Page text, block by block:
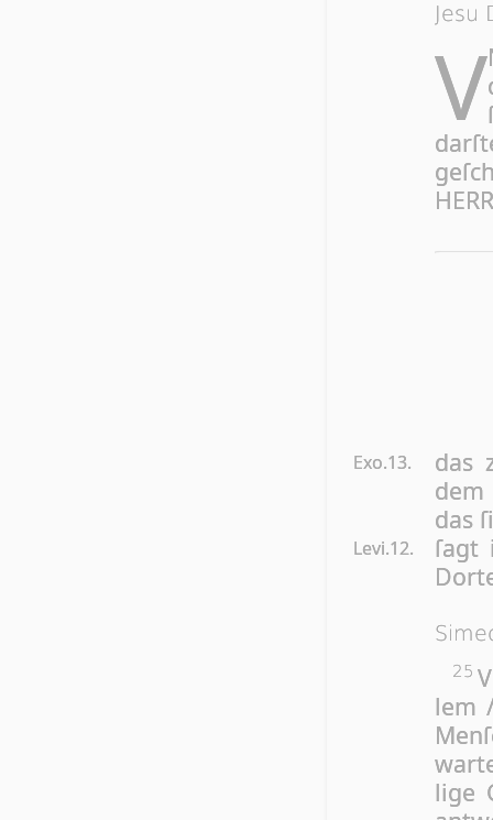
Jesu
V
Exo.13.
Levi.12.
das
dem
das
25
lem
li­ge